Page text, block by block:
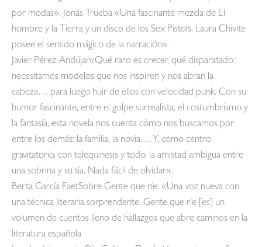
por modas». Jonás Trueba «Una fascinante mezcla de El
hombre y la Tierra y un disco de los Sex Pistols. Laura Chivite
posee el sentido mágico de la narración».
Javier Pérez-Andújar«Qué raro es crecer, qué disparatado:
necesitamos modelos que nos inspiren y nos abran la
cabeza… para luego huir de ellos con velocidad punk. Con su
humor fascinante, entre el golpe surrealista, el costumbrismo y
la fantasía, esta novela nos cuenta cómo nos buscamos por
entre los demás: la familia, la novia… Y, como centro
gravitatorio, con telequinesis y todo, la amistad ambigua entre
una sobrina y su tía. Nada fácil de olvidar».
Berta García FaetSobre Gente que ríe: «Una voz nueva con
una técnica literaria sorprendente. Gente que ríe [es] un
volumen de cuentos lleno de hallazgos que abre caminos en la
literatura española